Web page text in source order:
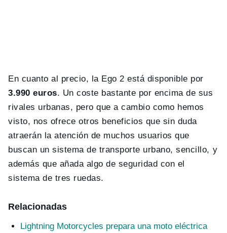
En cuanto al precio, la Ego 2 está disponible por
3.990 euros. Un coste bastante por encima de sus
rivales urbanas, pero que a cambio como hemos
visto, nos ofrece otros beneficios que sin duda
atraerán la atención de muchos usuarios que
buscan un sistema de transporte urbano, sencillo, y
además que añada algo de seguridad con el
sistema de tres ruedas.
Relacionadas
Lightning Motorcycles prepara una moto eléctrica